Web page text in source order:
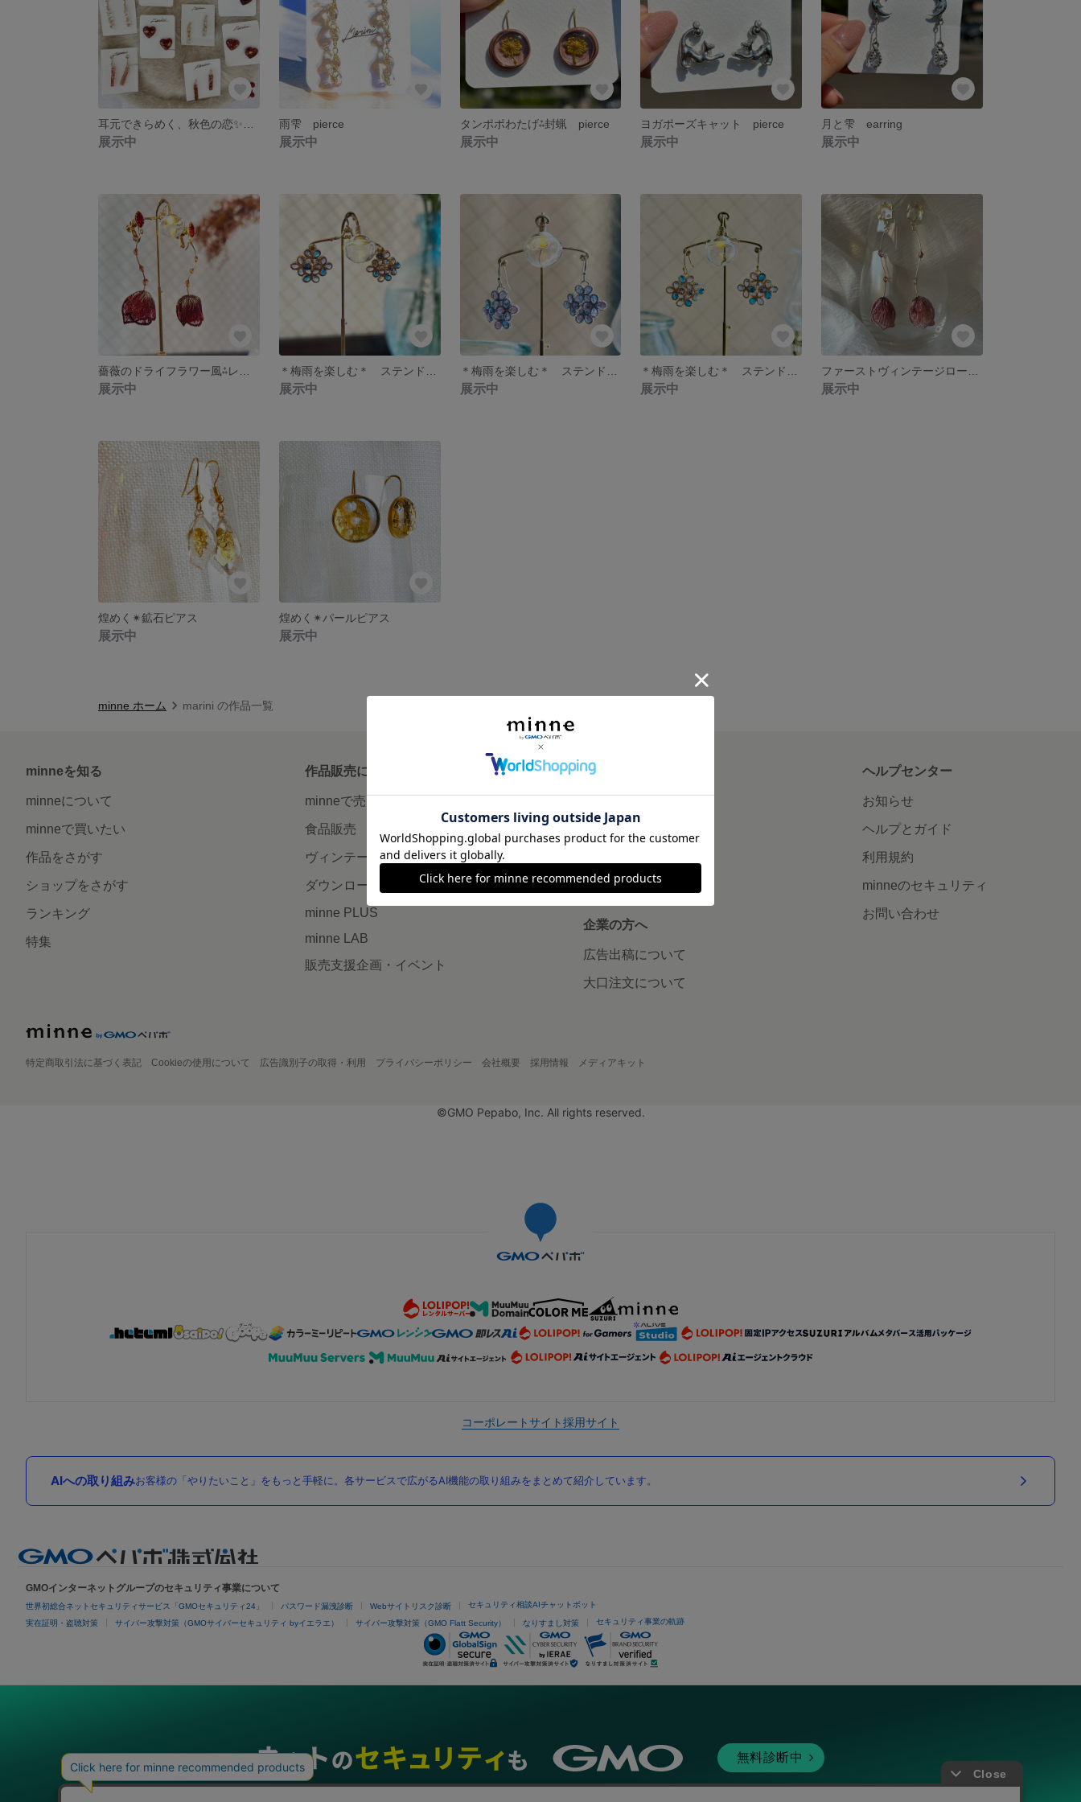
展示中
雨雫 pierce
展示中
タンポポわたげ⁂封蝋 pierce
展示中
ヨガポーズキャット pierce
展示中
月と雫 earring
展示中
展示中 展示中 展示中 展示中 展示中
煌めく✴︎鉱石ピアス
展示中
煌めく✴︎パールピアス
展示中
minne ホーム marini の作品一覧
minneを知る
minneについて
minneで買いたい
作品をさがす
ショップをさがす
ランキング
特集
作品販売について
minneで売りたい
食品販売
ヴィンテージ販売
ダウンロード販売
minne PLUS
minne LAB
販売支援企画・イベント
読みもの
minne学習帖
minneの本
企業の方へ
広告出稿について
大口注文について
ヘルプセンター
お知らせ
ヘルプとガイド
利用規約
minneのセキュリティ
お問い合わせ
特定商取引法に基づく表記 Cookieの使用について 広告識別子の取得・利用 プライバシーポリシー 会社概要 採用情報 メディアキット
©GMO Pepabo, Inc. All rights reserved.
コーポレートサイト採用サイト
AIへの取り組みお客様の「やりたいこと」をもっと手軽に。各サービスで広がるAI機能の取り組みをまとめて紹介しています。
GMOインターネットグループのセキュリティ事業について
世界初総合ネットセキュリティサービス「GMOセキュリティ24」 パスワード漏洩診断 Webサイトリスク診断 セキュリティ相談AIチャットボット
実在証明・盗聴対策 サイバー攻撃対策（GMOサイバーセキュリティ byイエラエ） サイバー攻撃対策（GMO Flatt Security） なりすまし対策 セキュリティ事業の軌跡
無料診断中